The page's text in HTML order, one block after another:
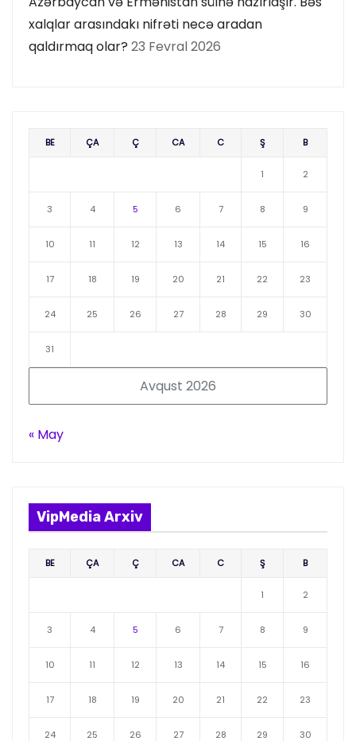
xalqlar arasındakı nifrəti necə aradan
qaldırmaq olar? 23 Fevral 2026
Avqust 2026
BE ÇA Ç CA C Ş B
1 2
3 4 5 6 7 8 9
10 11 12 13 14 15 16
17 18 19 20 21 22 23
24 25 26 27 28 29 30
31
« May
VipMedia Arxiv
BE ÇA Ç CA C Ş B
1 2
3 4 5 6 7 8 9
10 11 12 13 14 15 16
17 18 19 20 21 22 23
24 25 26 27 28 29 30